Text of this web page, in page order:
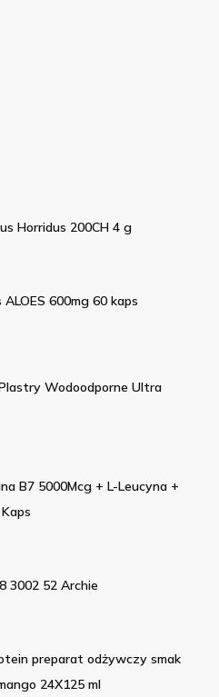
Horridus 200CH 4 g
ALOES 600mg 60 kaps
Wodoodporne Ultra
B7 5000Mcg + L-Leucyna +
3002 52 Archie
preparat odżywczy smak
24X125 ml